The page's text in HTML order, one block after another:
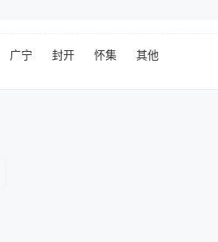
广宁 封开 怀集 其他